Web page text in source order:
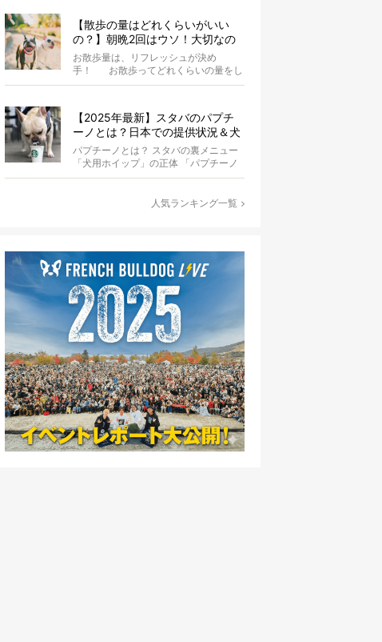
【散歩の量はどれくらいがいい
の？】朝晩2回はウソ！大切なの
は運動量より「リフレッシュ」〜
お散歩にまつわる疑問FAQつき〜
お散歩量は、リフレッシュが決め
手！ お散歩ってどれくらいの量をし
たらいいのか迷いませんか？ よ...
【2025年最新】スタバのパプチ
ーノとは？日本での提供状況＆犬
同伴OK店舗一覧も紹介！
パプチーノとは？ スタバの裏メニュー
「犬用ホイップ」の正体 「パプチーノ
（Puppuccino）」とは、紙コッ...
人気ランキング一覧